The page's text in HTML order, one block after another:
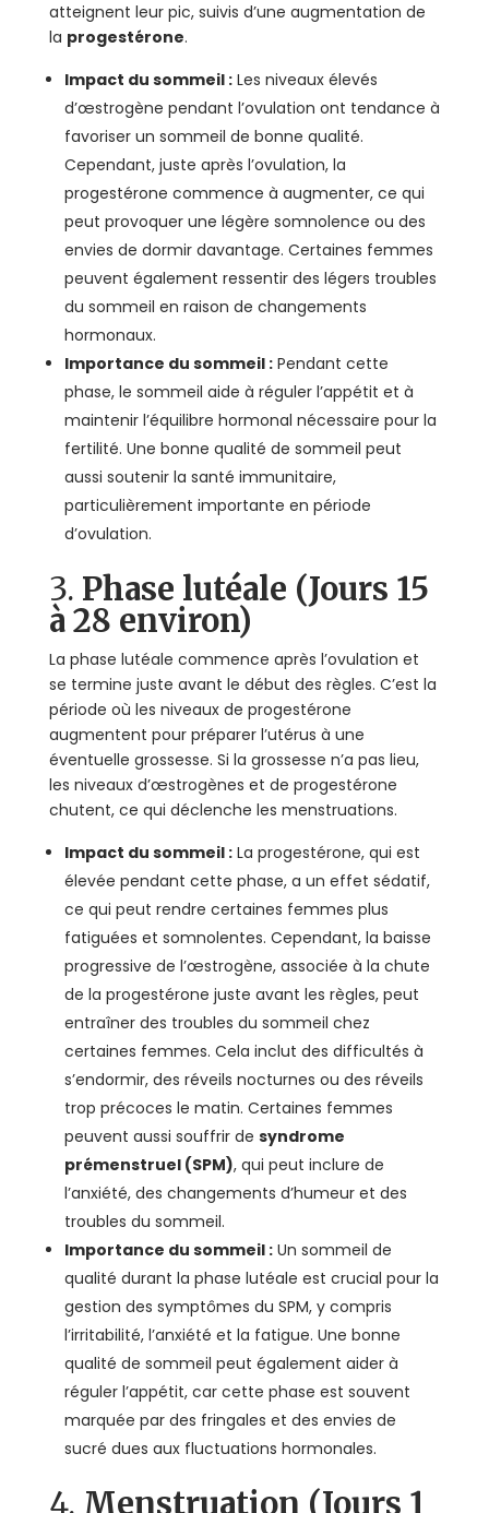
atteignent leur pic, suivis d’une augmentation de
la progestérone.
Impact du sommeil :Les niveaux élevés
d’œstrogène pendant l’ovulation ont tendance à
favoriser un sommeil de bonne qualité.
Cependant, juste après l’ovulation, la
progestérone commence à augmenter, ce qui
peut provoquer une légère somnolence ou des
envies de dormir davantage. Certaines femmes
peuvent également ressentir des légers troubles
du sommeil en raison de changements
hormonaux.
Importance du sommeil :Pendant cette
phase, le sommeil aide à réguler l’appétit et à
maintenir l’équilibre hormonal nécessaire pour la
fertilité. Une bonne qualité de sommeil peut
aussi soutenir la santé immunitaire,
particulièrement importante en période
d’ovulation.
3. Phase lutéale (Jours 15
à 28 environ)
La phase lutéale commence après l’ovulation et
se termine juste avant le début des règles. C’est la
période où les niveaux de progestérone
augmentent pour préparer l’utérus à une
éventuelle grossesse. Si la grossesse n’a pas lieu,
les niveaux d’œstrogènes et de progestérone
chutent, ce qui déclenche les menstruations.
Impact du sommeil :La progestérone, qui est
élevée pendant cette phase, a un effet sédatif,
ce qui peut rendre certaines femmes plus
fatiguées et somnolentes. Cependant, la baisse
progressive de l’œstrogène, associée à la chute
de la progestérone juste avant les règles, peut
entraîner des troubles du sommeil chez
certaines femmes. Cela inclut des difficultés à
s’endormir, des réveils nocturnes ou des réveils
trop précoces le matin. Certaines femmes
peuvent aussi souffrir de syndrome
prémenstruel (SPM), qui peut inclure de
l’anxiété, des changements d’humeur et des
troubles du sommeil.
Importance du sommeil :Un sommeil de
qualité durant la phase lutéale est crucial pour la
gestion des symptômes du SPM, y compris
l’irritabilité, l’anxiété et la fatigue. Une bonne
qualité de sommeil peut également aider à
réguler l’appétit, car cette phase est souvent
marquée par des fringales et des envies de
sucré dues aux fluctuations hormonales.
4. Menstruation (Jours 1